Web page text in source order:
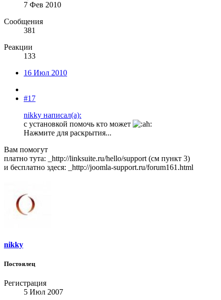
7 Фев 2010
Сообщения
381
Реакции
133
16 Июл 2010
#17
nikky написал(а):
с установкой помочь кто может
Нажмите для раскрытия...
Вам помогут
платно тута: _http://linksuite.ru/hello/support (см пункт 3)
и бесплатно здеся: _http://joomla-support.ru/forum161.html
nikky
Постоялец
Регистрация
5 Июл 2007